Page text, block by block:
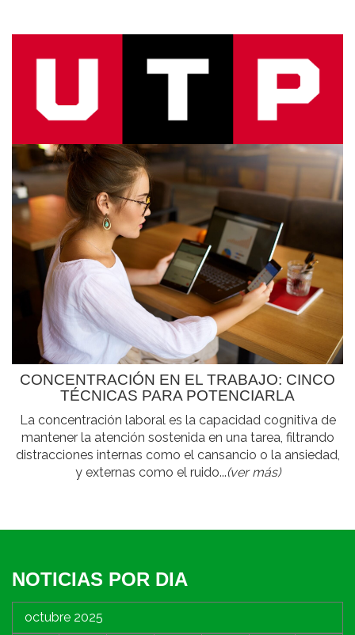
CONCENTRACIÓN EN EL TRABAJO: CINCO
TÉCNICAS PARA POTENCIARLA
La concentración laboral es la capacidad cognitiva de
mantener la atención sostenida en una tarea, filtrando
distracciones internas como el cansancio o la ansiedad,
y externas como el ruido...(ver más)
NOTICIAS POR DIA
octubre 2025